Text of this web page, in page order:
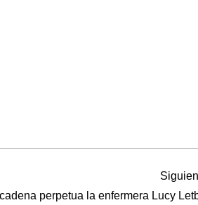
perpetua la enfermera Lucy